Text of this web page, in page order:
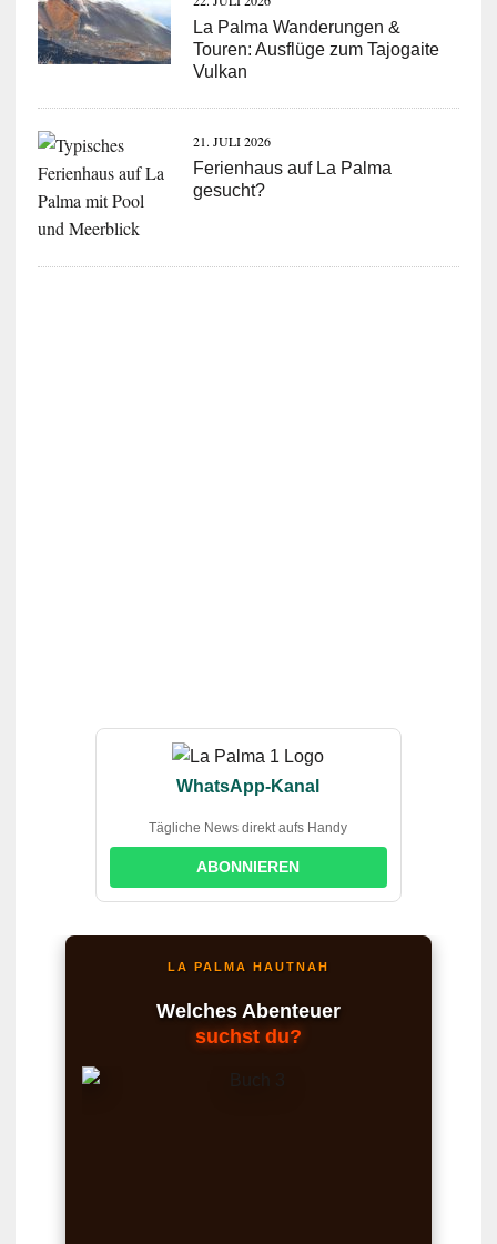
La Palma Wanderungen &
Touren: Ausflüge zum Tajogaite
Vulkan
21. JULI 2026
Ferienhaus auf La Palma
gesucht?
WhatsApp-Kanal
Tägliche News direkt aufs Handy
ABONNIEREN
LA PALMA HAUTNAH
Welches Abenteuer
suchst du?